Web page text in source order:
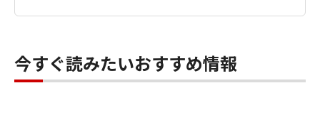
今すぐ読みたいおすすめ情報